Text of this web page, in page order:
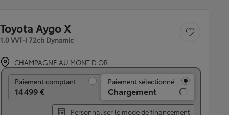
Toyota Aygo X
1.0 VVT-i 72ch Dynamic
Sauvegarder le
CHAMPAGNE AU MONT D OR
Paiement comptant
14 499 €
Paiement sélectionné
Chargement
Personnaliser le mode de financement